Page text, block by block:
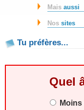
Maisaussi
Nossites
Tu préfères...
Quel